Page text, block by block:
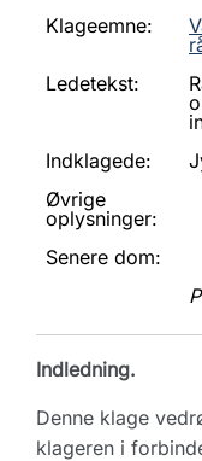
Klageemne:
Ledetekst:
Indklagede:
Øvrige
oplysninger:
Senere dom:
Indledning.
Denne klage
klageren i